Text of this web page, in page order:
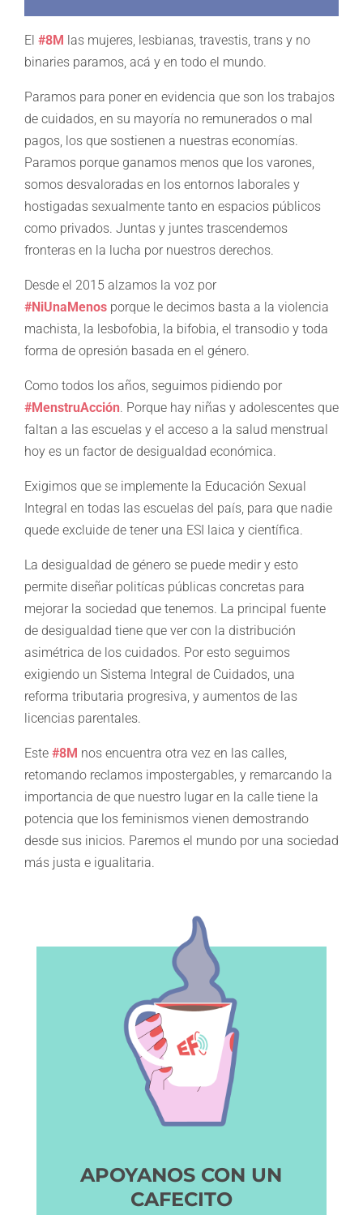
El #8M las mujeres, lesbianas, travestis, trans y no
binaries paramos, acá y en todo el mundo.
Paramos para poner en evidencia que son los trabajos
de cuidados, en su mayoría no remunerados o mal
pagos, los que sostienen a nuestras economías.
Paramos porque ganamos menos que los varones,
somos desvaloradas en los entornos laborales y
hostigadas sexualmente tanto en espacios públicos
como privados. Juntas y juntes trascendemos
fronteras en la lucha por nuestros derechos.
Desde el 2015 alzamos la voz por
#NiUnaMenos porque le decimos basta a la violencia
machista, la lesbofobia, la bifobia, el transodio y toda
forma de opresión basada en el género.
Como todos los años, seguimos pidiendo por
#MenstruAcción. Porque hay niñas y adolescentes que
faltan a las escuelas y el acceso a la salud menstrual
hoy es un factor de desigualdad económica.
Exigimos que se implemente la Educación Sexual
Integral en todas las escuelas del país, para que nadie
quede excluide de tener una ESI laica y científica.
La desigualdad de género se puede medir y esto
permite diseñar politícas públicas concretas para
mejorar la sociedad que tenemos. La principal fuente
de desigualdad tiene que ver con la distribución
asimétrica de los cuidados. Por esto seguimos
exigiendo un Sistema Integral de Cuidados, una
reforma tributaria progresiva, y aumentos de las
licencias parentales.
Este #8M nos encuentra otra vez en las calles,
retomando reclamos impostergables, y remarcando la
importancia de que nuestro lugar en la calle tiene la
potencia que los feminismos vienen demostrando
desde sus inicios. Paremos el mundo por una sociedad
más justa e igualitaria.
APOYANOS CON UN
CAFECITO